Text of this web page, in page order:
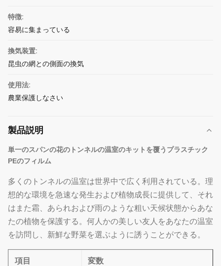
特徴:
容易に集まっている
換気装置:
昆虫の網との側面の換気
使用法:
農業保護しなさい
製品説明
単一のスパンの花のトンネルの温室のキットを覆うプラスチック
PEのフィルム
多くのトンネルの温室は世界中で広く利用されている。理
想的な環境を急速な発生および植物成長に提供して、それ
はまた霜、あられおよび雨のような粗い天候状態からあな
たの植物を保護する。何人かの美しい友人をあなたの温室
を訪問し、新鮮な野菜を選ぶように誘うことができる。
項目 変数